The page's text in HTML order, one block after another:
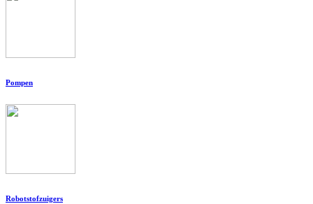
Pompen
Robotstofzuigers